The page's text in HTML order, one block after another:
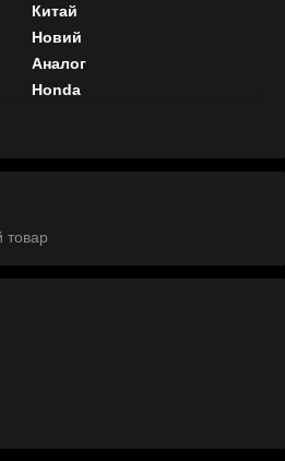
Китай
Новий
Аналог
Honda
товар